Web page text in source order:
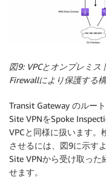
図9: VPCとオンプレミ
Firewallにより保護する
Transit Gateway のルー
Site VPNをSpoke
VPCと同様に扱います。
させるには、図9に示す
Site VPNから受け取った
せます。